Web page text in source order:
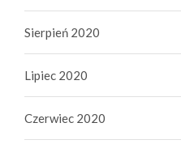
Sierpień 2020
Lipiec 2020
Czerwiec 2020